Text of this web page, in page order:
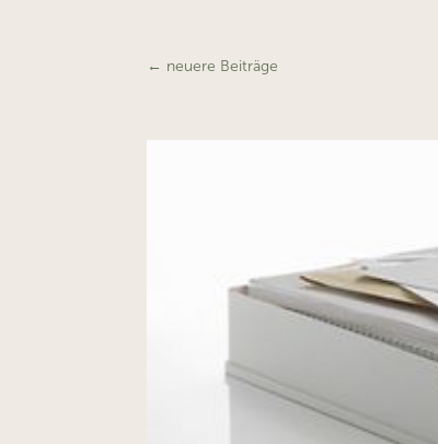
← neuere Beiträge